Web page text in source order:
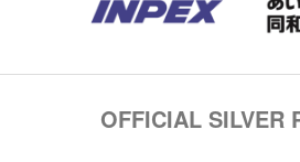
OFFICIAL SILVER